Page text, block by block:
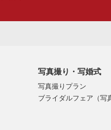
写真撮り・写婚式
写真撮りプラン
ブライダルフェア（写